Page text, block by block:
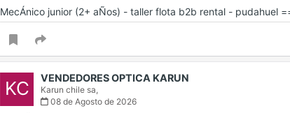
MecÁnico junior (2+ aÑos) - taller flota b2b rental - pudahuel
KC VENDEDORES OPTICA KARUN
Karun chile sa,
08 de Agosto de 2026